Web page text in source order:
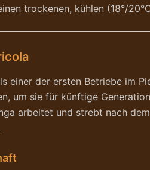
trockenen, kühlen (18°/
einer der ersten Betriebe im
um sie für künftige
arbeitet und strebt nach